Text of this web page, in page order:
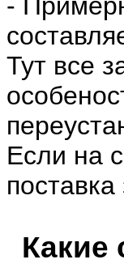
-
Тут все
Если на
Какие